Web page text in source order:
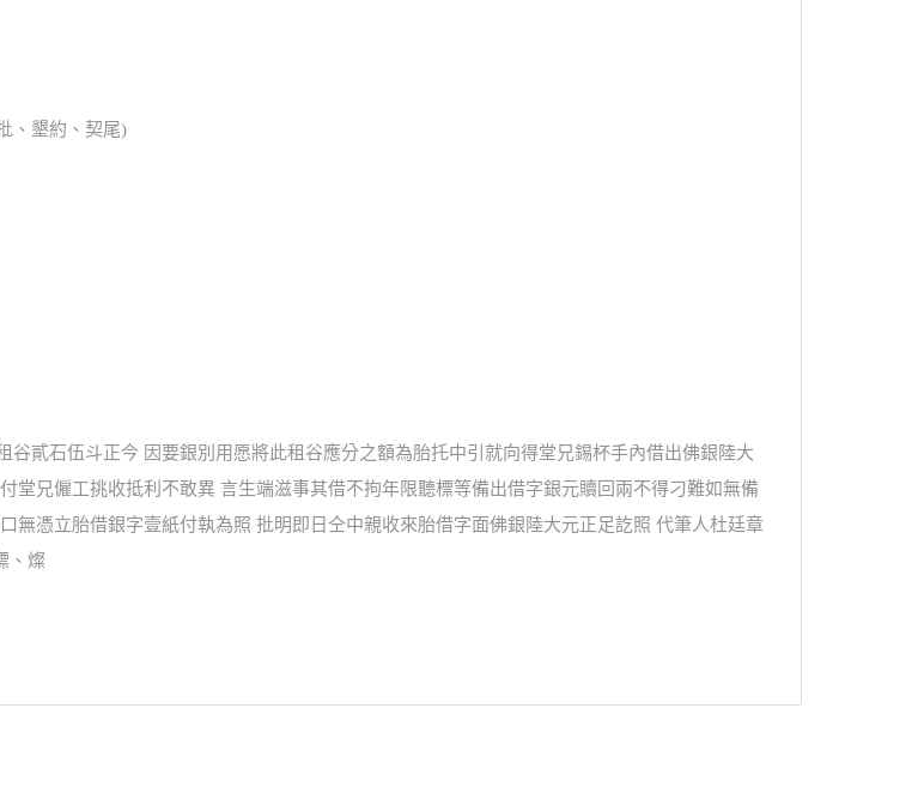
、墾約、契尾)
貳石伍斗正今 因要銀別用愿將此租谷應分之額為胎托中引就向得堂兄錫杯手內借出佛銀陸大
堂兄僱工挑收抵利不敢異 言生端滋事其借不拘年限聽標等備出借字銀元贖回兩不得刁難如無備
無憑立胎借銀字壹紙付執為照 批明即日仝中親收來胎借字面佛銀陸大元正足訖照 代筆人杜廷章
、燦